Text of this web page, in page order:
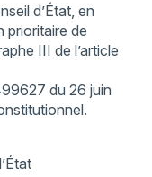
d’État, en
prioritaire de
III de l’article
du 26 juin